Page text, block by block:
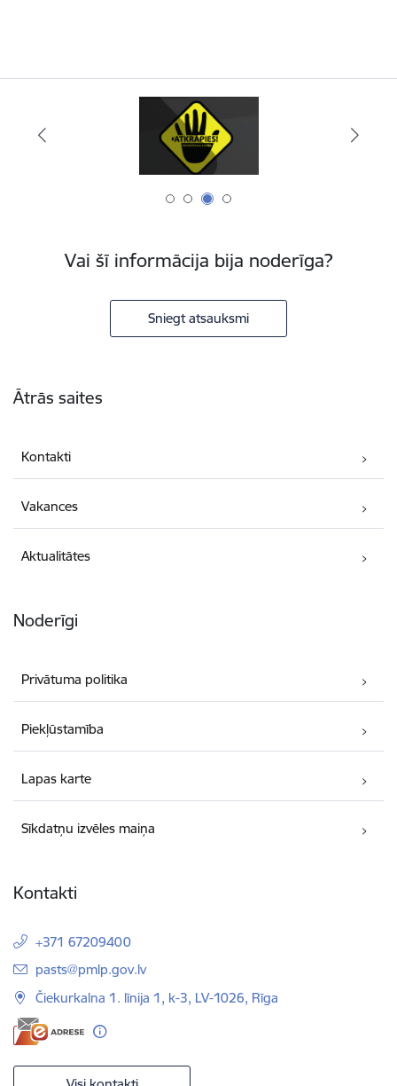
Vai šī informācija bija noderīga?
Sniegt atsauksmi
Ātrās saites
Kontakti
Vakances
Aktualitātes
Noderīgi
Privātuma politika
Piekļūstamība
Lapas karte
Sīkdatņu izvēles maiņa
Kontakti
+371 67209400
E-pasts:
pasts@pmlp.gov.lv
Čiekurkalna 1. līnija 1, k-3, LV-1026, Rīga